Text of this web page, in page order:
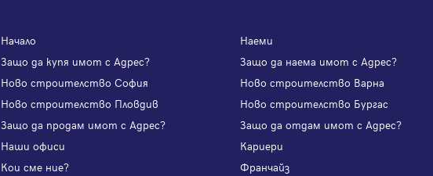
Начало
Наеми
Защо да купя имот с Адрес?
Защо да наема имот с Адрес?
Ново строителство София
Ново строителство Варна
Ново строителство Пловдив
Ново строителство Бургас
Защо да продам имот с Адрес?
Защо да отдам имот с Адрес?
Наши офиси
Кариери
Кои сме ние?
Франчайз